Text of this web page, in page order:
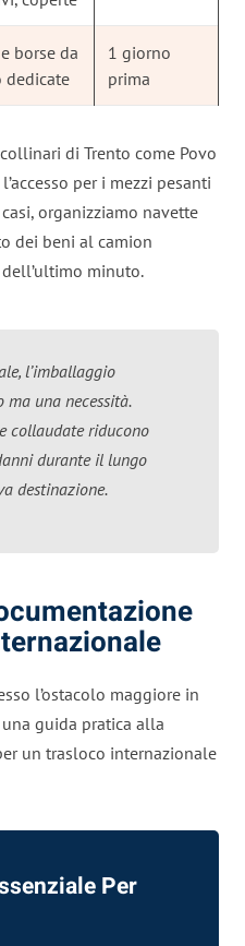
borse da
dedicate
1 giorno
prima
di Trento come Povo
per i mezzi pesanti
organizziamo navette
dei beni al camion
minuto.
l’imballaggio
ma una necessità.
collaudate riducono
durante il lungo
destinazione.
l’ostacolo maggiore in
guida pratica alla
un trasloco internazionale
Per